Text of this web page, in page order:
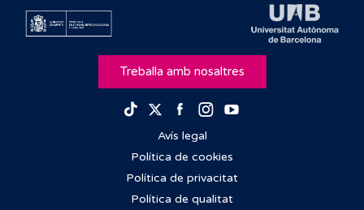
Treballa amb nosaltres
TikTokTwitterFacebook
Instagram
Avís legal
Política de cookies
Política de privacitat
Política de qualitat